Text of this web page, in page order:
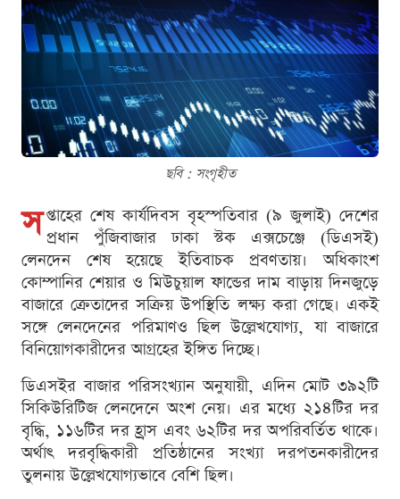
ছবি : সংগৃহীত
স প্তাহের শেষ কার্যদিবস বৃহস্পতিবার (৯ জুলাই) দেশের
প্রধান পুঁজিবাজার ঢাকা স্টক এক্সচেঞ্জে (ডিএসই)
লেনদেন শেষ হয়েছে ইতিবাচক প্রবণতায়। অধিকাংশ
কোম্পানির শেয়ার ও মিউচুয়াল ফান্ডের দাম বাড়ায় দিনজুড়ে
বাজারে ক্রেতাদের সক্রিয় উপস্থিতি লক্ষ্য করা গেছে। একই
সঙ্গে লেনদেনের পরিমাণও ছিল উল্লেখযোগ্য, যা বাজারে
বিনিয়োগকারীদের আগ্রহের ইঙ্গিত দিচ্ছে।
ডিএসইর বাজার পরিসংখ্যান অনুযায়ী, এদিন মোট ৩৯২টি
সিকিউরিটিজ লেনদেনে অংশ নেয়। এর মধ্যে ২১৪টির দর
বৃদ্ধি, ১১৬টির দর হ্রাস এবং ৬২টির দর অপরিবর্তিত থাকে।
অর্থাৎ দরবৃদ্ধিকারী প্রতিষ্ঠানের সংখ্যা দরপতনকারীদের
তুলনায় উল্লেখযোগ্যভাবে বেশি ছিল।